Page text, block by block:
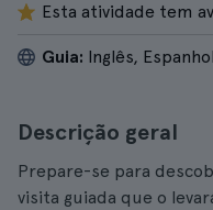
Esta atividade tem
Guia: Inglês, Espanhol
Descrição geral
Prepare-se para
visita guiada que o